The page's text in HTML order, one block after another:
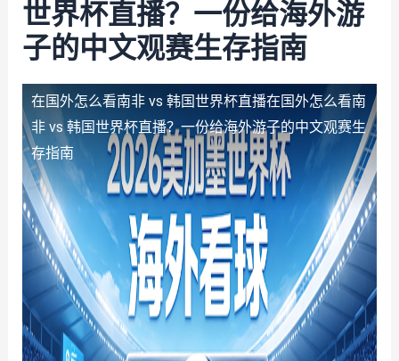
世界杯直播？一份给海外游
子的中文观赛生存指南
在国外怎么看南非 vs 韩国世界杯直播在国外怎么看南
非 vs 韩国世界杯直播？一份给海外游子的中文观赛生
存指南